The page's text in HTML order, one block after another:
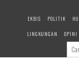
EKBIS
POLITIK
LINGKUNGAN
OPINI